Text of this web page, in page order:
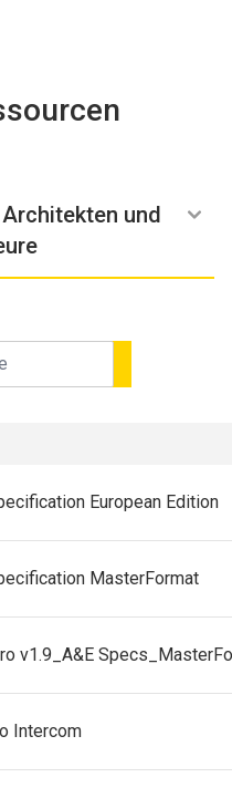
und
(BIM)
(CAD)
European Edition
MasterFormat
v1.9_A&E
Intercom